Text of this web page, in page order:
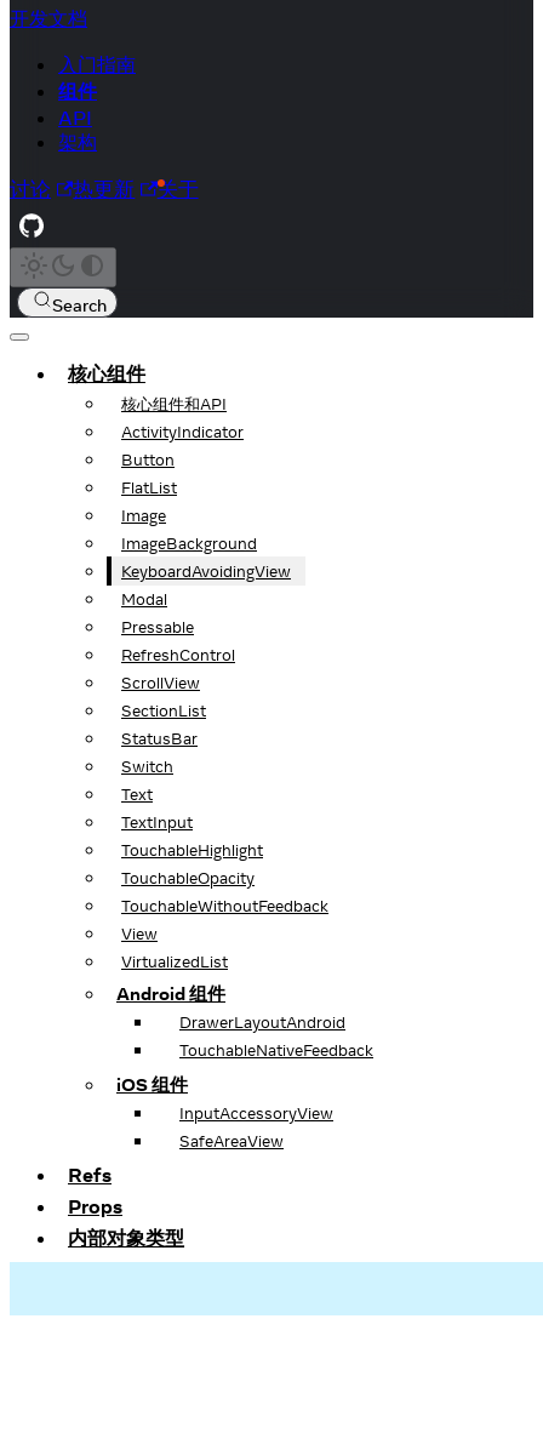
开发文档
入门指南
组件
API
架构
讨论 热更新 关于
Search
核心组件
核心组件和API
ActivityIndicator
Button
FlatList
Image
ImageBackground
KeyboardAvoidingView
Modal
Pressable
RefreshControl
ScrollView
SectionList
StatusBar
Switch
Text
TextInput
TouchableHighlight
TouchableOpacity
TouchableWithoutFeedback
View
VirtualizedList
Android 组件
DrawerLayoutAndroid
TouchableNativeFeedback
iOS 组件
InputAccessoryView
SafeAreaView
Refs
Props
内部对象类型